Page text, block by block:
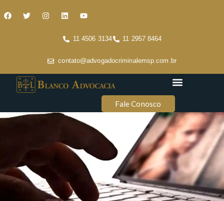
11 4506 3134 11 2957 8464
contato@advogadocriminalemsp.com.br
Fale Conosco